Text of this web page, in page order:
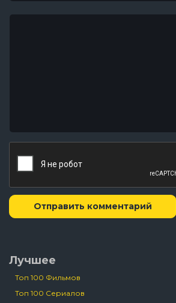
Отправить комментарий
Лучшее
Топ 100 Фильмов
Топ 100 Сериалов